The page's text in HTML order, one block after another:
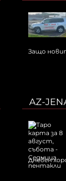
Защо
AZ-
Дневен